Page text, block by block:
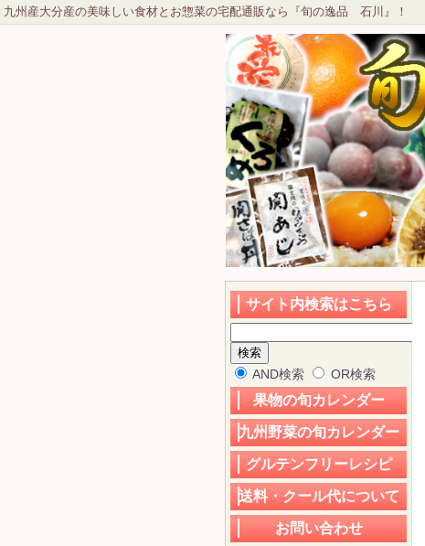
九州産大分産の美味しい食材とお惣菜の宅配通販なら『旬の逸品 石川』！
サイト内検索はこちら
AND検索 OR検索
果物の旬カレンダー
九州野菜の旬カレンダー
グルテンフリーレシピ
送料・クール代について
お問い合わせ